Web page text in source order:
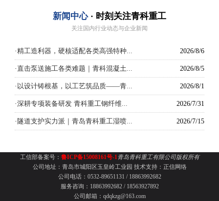
新闻中心· 时刻关注青科重工
关注国内行业动态与企业新闻
2026/8/6
·精工造利器，硬核适配各类高强特种...
2026/8/5
·直击泵送施工各类难题｜青科混凝土...
2026/8/1
· 以设计铸根基，以工艺筑品质——青...
2026/7/31
·深耕专项装备研发 青科重工钢纤维...
2026/7/15
· 隧道支护实力派｜青岛青科重工湿喷...
工信部备案号： 鲁ICP备15008161号-1青岛青科重工有限公司版权所有
公司地址：青岛市城阳区玉皇岭工业园 技术支持： 正信网络
公司电话：0532-89651131 / 18863992682
服务咨询：18863992682 / 18563927892
公司邮箱：qdqkzg@163.com